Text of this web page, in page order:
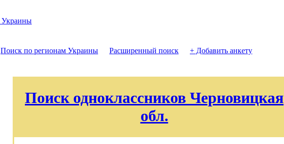
Поиск по регионам Украины Расширенный поиск + Добавить анкету
Поиск одноклассников Черновицкая
обл.